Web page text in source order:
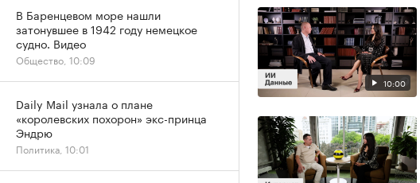
10:00
В Баренцевом море нашли
затонувшее в 1942 году немецкое
судно. Видео
Общество, 10:09
Daily Mail узнала о плане
«королевских похорон» экс-принца
Эндрю
Политика, 10:01